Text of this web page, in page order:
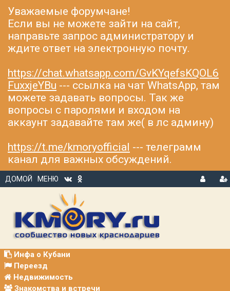
Уважаемые форумчане!
Если вы не можете зайти на сайт,
направьте запрос администратору и
ждите ответ на электронную почту.
https://chat.whatsapp.com/GvKYqefsKQOL6
FuxxjeYBu --- ссылка на чат WhatsApp, там
можете задавать вопросы. Так же
вопросы с паролями и входом на
аккаунт задавайте там же( в лс админу)
https://t.me/kmoryofficial --- телеграмм
канал для важных обсуждений.
ДОМОЙ
МЕНЮ
В
Р
Инфа о Кубани
Переезд
Недвижимость
Знакомства и встречи